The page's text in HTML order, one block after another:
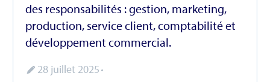
des responsabilités : gestion, marketing,
production, service client, comptabilité et
développement commercial.
28 juillet 2025